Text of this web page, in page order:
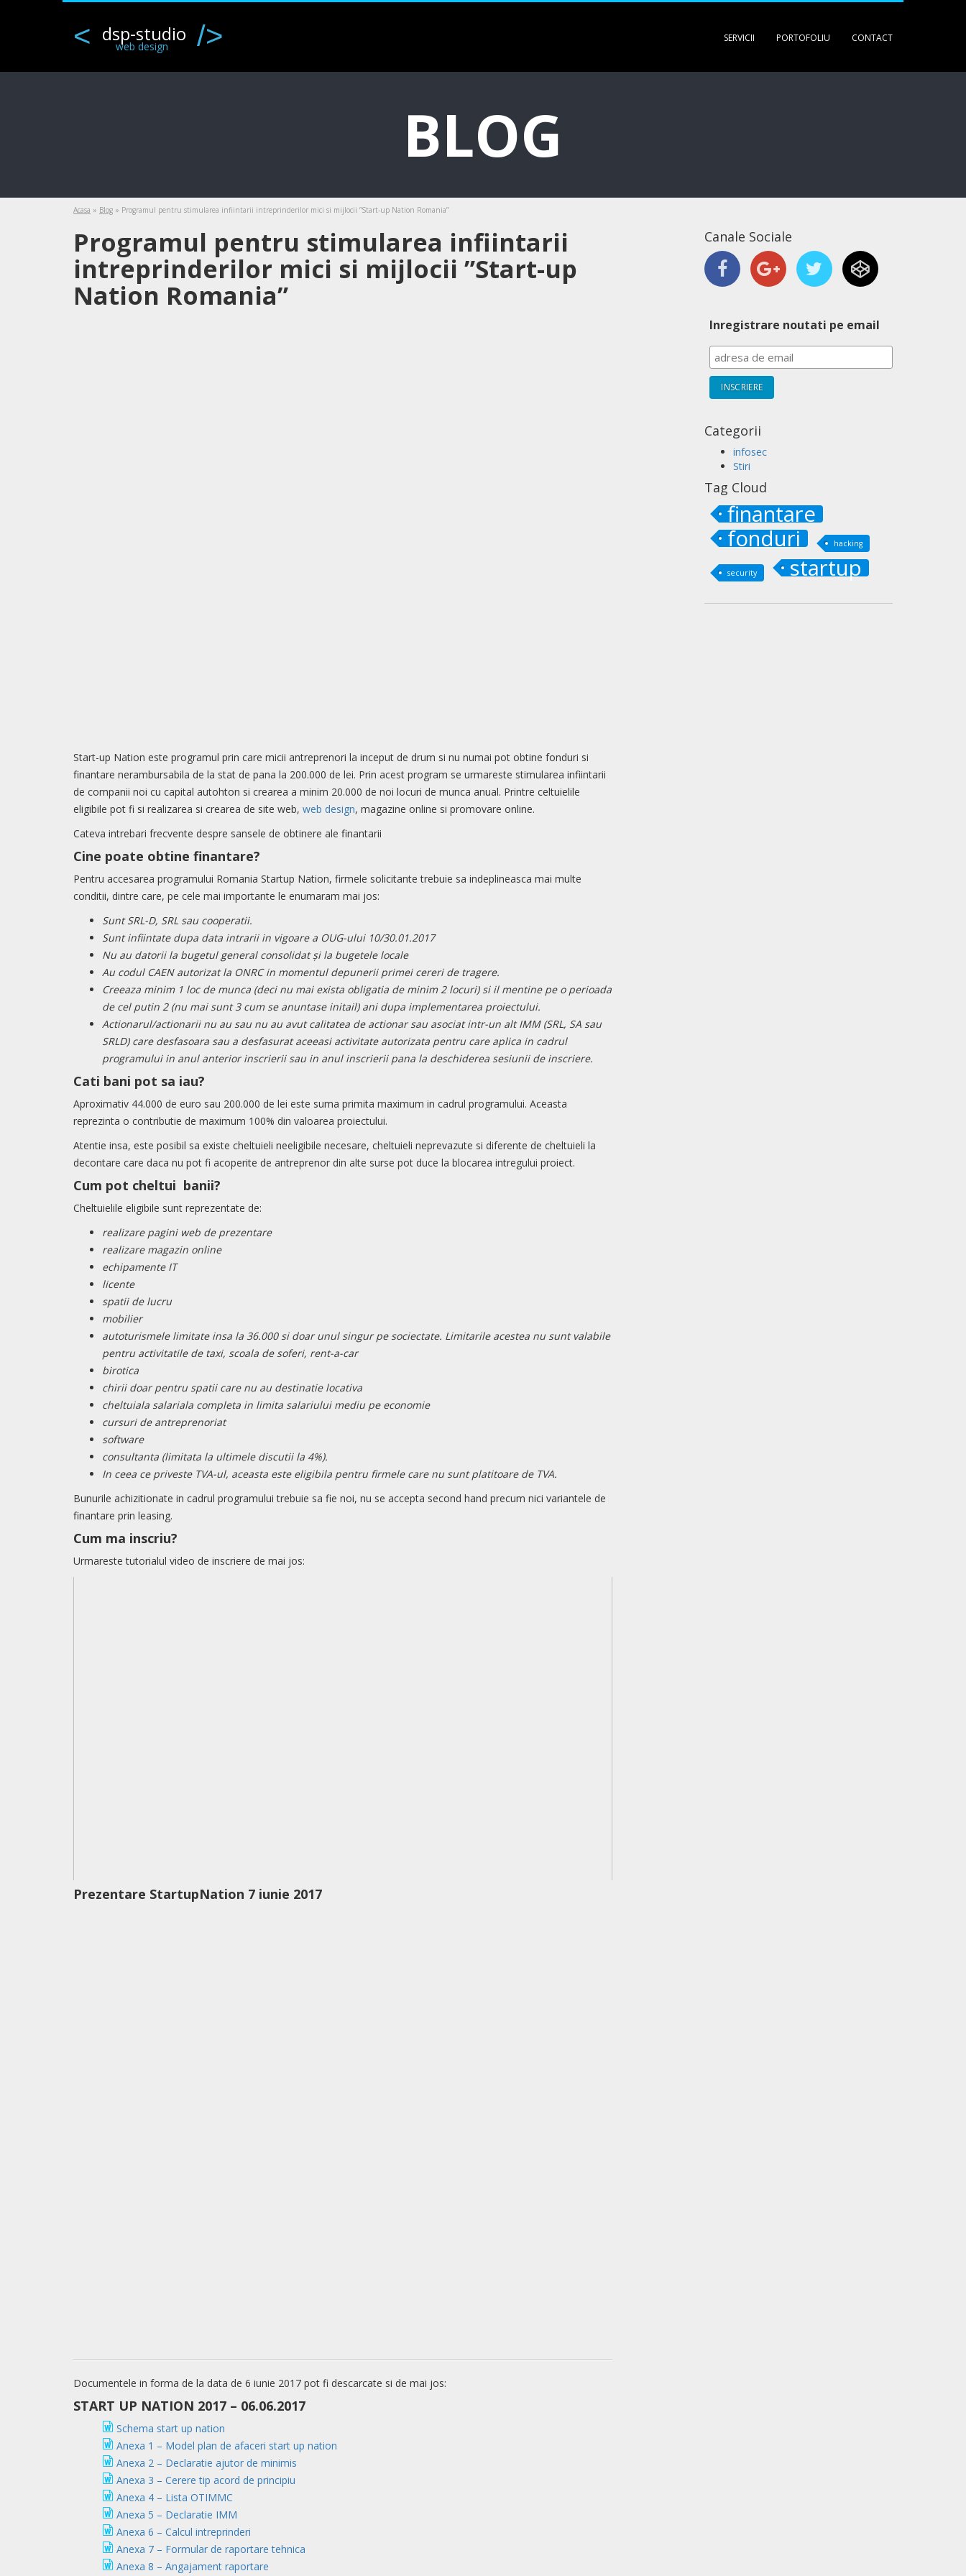
< dsp-studio />
web design
SERVICII PORTOFOLIU CONTACT
BLOG
Acasa » Blog » Programul pentru stimularea infiintarii intreprinderilor mici si mijlocii ”Start-up Nation Romania”
Programul pentru stimularea infiintarii
intreprinderilor mici si mijlocii ”Start-up
Nation Romania”
Start-up Nation este programul prin care micii antreprenori la inceput de drum si nu numai pot obtine fonduri si
finantare nerambursabila de la stat de pana la 200.000 de lei. Prin acest program se urmareste stimularea infiintarii
de companii noi cu capital autohton si crearea a minim 20.000 de noi locuri de munca anual. Printre celtuielile
eligibile pot fi si realizarea si crearea de site web, web design, magazine online si promovare online.
Cateva intrebari frecvente despre sansele de obtinere ale finantarii
Cine poate obtine finantare?
Pentru accesarea programului Romania Startup Nation, firmele solicitante trebuie sa indeplineasca mai multe
conditii, dintre care, pe cele mai importante le enumaram mai jos:
Sunt SRL-D, SRL sau cooperatii.
Sunt infiintate dupa data intrarii in vigoare a OUG-ului 10/30.01.2017
Nu au datorii la bugetul general consolidat şi la bugetele locale
Au codul CAEN autorizat la ONRC in momentul depunerii primei cereri de tragere.
Creeaza minim 1 loc de munca (deci nu mai exista obligatia de minim 2 locuri) si il mentine pe o perioada
de cel putin 2 (nu mai sunt 3 cum se anuntase initail) ani dupa implementarea proiectului.
Actionarul/actionarii nu au sau nu au avut calitatea de actionar sau asociat intr-un alt IMM (SRL, SA sau
SRLD) care desfasoara sau a desfasurat aceeasi activitate autorizata pentru care aplica in cadrul
programului in anul anterior inscrierii sau in anul inscrierii pana la deschiderea sesiunii de inscriere.
Cati bani pot sa iau?
Aproximativ 44.000 de euro sau 200.000 de lei este suma primita maximum in cadrul programului. Aceasta
reprezinta o contributie de maximum 100% din valoarea proiectului.
Atentie insa, este posibil sa existe cheltuieli neeligibile necesare, cheltuieli neprevazute si diferente de cheltuieli la
decontare care daca nu pot fi acoperite de antreprenor din alte surse pot duce la blocarea intregului proiect.
Cum pot cheltui banii?
Cheltuielile eligibile sunt reprezentate de:
realizare pagini web de prezentare
realizare magazin online
echipamente IT
licente
spatii de lucru
mobilier
autoturismele limitate insa la 36.000 si doar unul singur pe sociectate. Limitarile acestea nu sunt valabile
pentru activitatile de taxi, scoala de soferi, rent-a-car
birotica
chirii doar pentru spatii care nu au destinatie locativa
cheltuiala salariala completa in limita salariului mediu pe economie
cursuri de antreprenoriat
software
consultanta (limitata la ultimele discutii la 4%).
In ceea ce priveste TVA-ul, aceasta este eligibila pentru firmele care nu sunt platitoare de TVA.
Bunurile achizitionate in cadrul programului trebuie sa fie noi, nu se accepta second hand precum nici variantele de
finantare prin leasing.
Cum ma inscriu?
Urmareste tutorialul video de inscriere de mai jos:
Prezentare StartupNation 7 iunie 2017
Documentele in forma de la data de 6 iunie 2017 pot fi descarcate si de mai jos:
START UP NATION 2017 – 06.06.2017
Schema start up nation
Anexa 1 – Model plan de afaceri start up nation
Anexa 2 – Declaratie ajutor de minimis
Anexa 3 – Cerere tip acord de principiu
Anexa 4 – Lista OTIMMC
Anexa 5 – Declaratie IMM
Anexa 6 – Calcul intreprinderi
Anexa 7 – Formular de raportare tehnica
Anexa 8 – Angajament raportare
Canale Sociale
Inregistrare noutati pe email
Categorii
infosec
Stiri
Tag Cloud
finantare
fonduri
hacking
security startup